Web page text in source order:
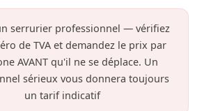
serrurier professionnel — vérifiez
de TVA et demandez le prix par
AVANT qu'il ne se déplace. Un
sérieux vous donnera toujours
un tarif indicatif